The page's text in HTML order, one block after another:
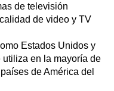
de televisión
de video y TV
Estados Unidos y
utiliza en la mayoría de
de América del